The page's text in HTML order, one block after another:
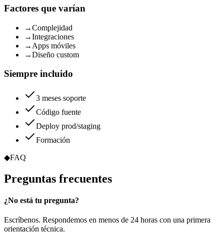
Factores que varían
→Complejidad
→Integraciones
→ Apps móviles
→Diseño custom
Siempre incluido
3 meses soporte
Código fuente
Deploy prod/staging
Formación
◆FAQ
Preguntas frecuentes
¿No está tu pregunta?
Escríbenos. Respondemos en menos de 24 horas con una primera
orientación técnica.